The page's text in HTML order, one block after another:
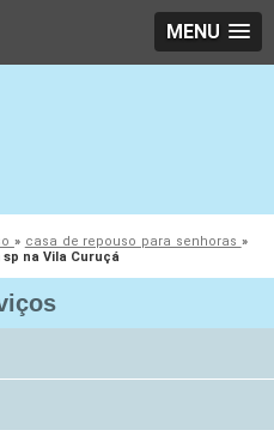
MENU
» casa de repouso para senhoras »
na Vila Curuçá